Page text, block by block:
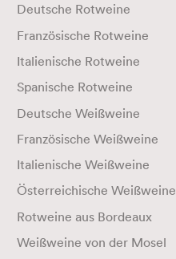
Deutsche Rotweine
Französische Rotweine
Italienische Rotweine
Spanische Rotweine
Deutsche Weißweine
Französische Weißweine
Italienische Weißweine
Österreichische Weißweine
Rotweine aus Bordeaux
Weißweine von der Mosel